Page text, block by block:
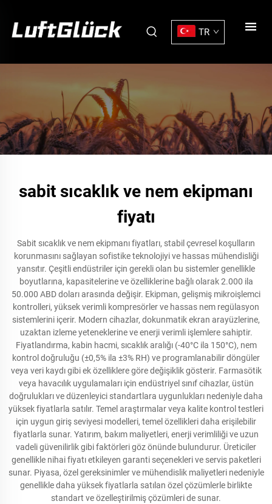
TR
sabit sıcaklık ve nem ekipmanı
fiyatı
Sabit sıcaklık ve nem ekipmanı fiyatları, stabil çevresel koşulların
korunmasını sağlayan sofistike teknolojiyi ve hassas mühendisliği
yansıtır. Çeşitli endüstriler için gerekli olan bu sistemler genellikle
boyutlarına, kapasitelerine ve özelliklerine bağlı olarak 2.000 ila
50.000 ABD doları arasında değişir. Ekipman, gelişmiş mikroişlemci
kontrolleri, yüksek verimli kompresörler ve hassas nem regülasyon
sistemlerini içerir. Modern cihazlar, dokunmatik ekran arayüzlerine,
uzaktan izleme yeteneklerine ve enerji verimli işlemlere sahiptir.
Fiyatlandırma, kabin hacmi, sıcaklık aralığı (-40°C ila 150°C), nem
kontrol doğruluğu (±0,5% ila ±3% RH) ve programlanabilir döngüler
veya veri kaydı gibi ek özelliklere göre değişiklik gösterir. Farmasötik
veya havacılık uygulamaları için endüstriyel sınıf cihazlar, üstün
doğrulukları ve düzenleyici standartlara uygunlukları nedeniyle daha
yüksek fiyatlarla satılır. Temel araştırmalar veya kalite kontrol testleri
için uygun giriş seviyesi modelleri, temel özellikleri daha erişilebilir
fiyatlarla sunar. Yatırım, bakım maliyetleri, enerji verimliliği ve uzun
vadeli güvenilirlik gibi faktörleri göz önünde bulundurur. Üreticiler
genellikle nihai fiyatı etkileyen garanti seçenekleri ve servis paketleri
sunar. Piyasa, özel gereksinimler ve mühendislik maliyetleri nedeniyle
genellikle daha yüksek fiyatlarla satılan özel çözümlerle birlikte
standart ve özelleştirilmiş çözümleri de sunar.